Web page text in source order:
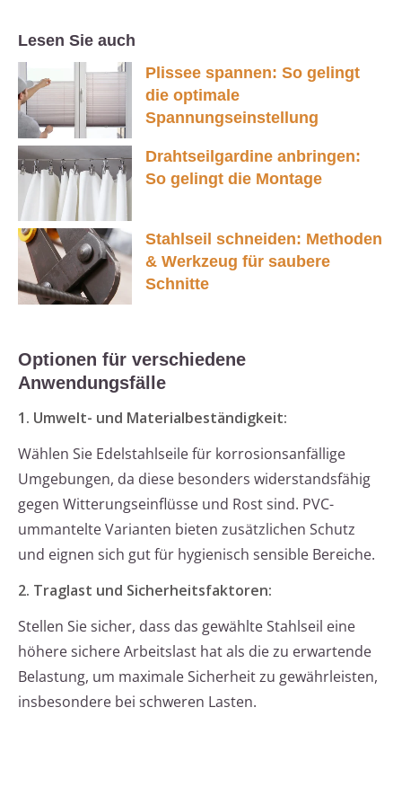
Lesen Sie auch
Plissee spannen: So gelingt
die optimale
Spannungseinstellung
Drahtseilgardine anbringen:
So gelingt die Montage
Stahlseil schneiden: Methoden
& Werkzeug für saubere
Schnitte
Optionen für verschiedene
Anwendungsfälle
1. Umwelt- und Materialbeständigkeit:
Wählen Sie Edelstahlseile für korrosionsanfällige
Umgebungen, da diese besonders widerstandsfähig
gegen Witterungseinflüsse und Rost sind. PVC-
ummantelte Varianten bieten zusätzlichen Schutz
und eignen sich gut für hygienisch sensible Bereiche.
2. Traglast und Sicherheitsfaktoren:
Stellen Sie sicher, dass das gewählte Stahlseil eine
höhere sichere Arbeitslast hat als die zu erwartende
Belastung, um maximale Sicherheit zu gewährleisten,
insbesondere bei schweren Lasten.